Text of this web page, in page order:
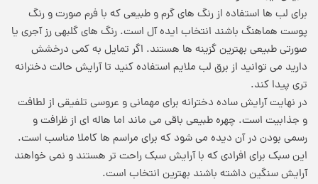
برای لب ها استفاده از رنگ های گرم و طبیعی که با فرم صورت و رنگ
پوست هماهنگ باشند انتخاب ایده آل است. رنگ های گلبهی رز آجری یا
صورتی طبیعی بهترین گزینه ها هستند. اگر تمایل به کمی درخشش
دارید می توانید از برق لب ملایم استفاده کنید تا آرایش حالت دخترانه
تری پیدا کند.
در نهایت آرایش ساده دخترانه برای مهمانی و عروسی تلفیقی از لطافت
و جذابیت است. چهره طبیعی باقی می ماند اما هاله ای از ظرافت و
رسمی بودن در آن دیده می شود که برای مراسم ها کاملا مناسب است.
این سبک برای افرادی که با آرایش سبک راحت تر هستند و نمی خواهند
آرایش سنگین داشته باشند بهترین انتخاب است.